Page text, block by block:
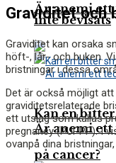
Är anemi ett
Kan en
på cancer?
inte bevisats
Är anemi ett
Graviditet och
Graviditet kan orsaka
höft-, lår- och buken.
bristningar i dessa
Det är också möjligt
graviditetsrelaterade
ett utslag som kallas
pregnancy (PUPPP). I
ovanpå dina